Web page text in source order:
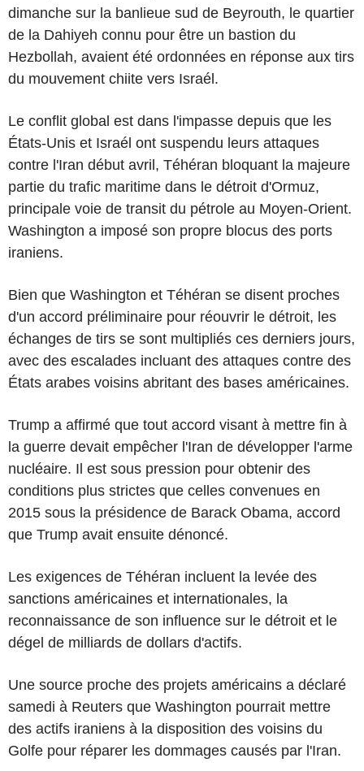
dimanche sur la banlieue sud de Beyrouth, le quartier
de la Dahiyeh connu pour être un bastion du
Hezbollah, avaient été ordonnées en réponse aux tirs
du mouvement chiite vers Israél.
Le conflit global est dans l'impasse depuis que les
États-Unis et Israél ont suspendu leurs attaques
contre l'Iran début avril, Téhéran bloquant la majeure
partie du trafic maritime dans le détroit d'Ormuz,
principale voie de transit du pétrole au Moyen-Orient.
Washington a imposé son propre blocus des ports
iraniens.
Bien que Washington et Téhéran se disent proches
d'un accord préliminaire pour réouvrir le détroit, les
échanges de tirs se sont multipliés ces derniers jours,
avec des escalades incluant des attaques contre des
États arabes voisins abritant des bases américaines.
Trump a affirmé que tout accord visant à mettre fin à
la guerre devait empêcher l'Iran de développer l'arme
nucléaire. Il est sous pression pour obtenir des
conditions plus strictes que celles convenues en
2015 sous la présidence de Barack Obama, accord
que Trump avait ensuite dénoncé.
Les exigences de Téhéran incluent la levée des
sanctions américaines et internationales, la
reconnaissance de son influence sur le détroit et le
dégel de milliards de dollars d'actifs.
Une source proche des projets américains a déclaré
samedi à Reuters que Washington pourrait mettre
des actifs iraniens à la disposition des voisins du
Golfe pour réparer les dommages causés par l'Iran.